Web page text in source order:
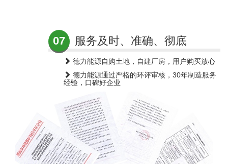
07 服务及时、准确、彻底
德力能源自购土地，自建厂房，用户购买放心
德力能源通过严格的环评审核，30年制造服务
经验，口碑好企业